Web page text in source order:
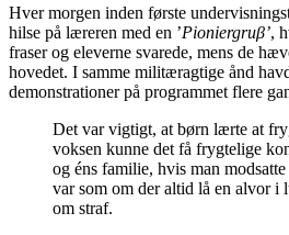
Hver morgen inden første
hilse på læreren med en ’Pioniergruβ’,
fraser og eleverne svarede, mens de
hovedet. I samme militæragtige ånd
demonstrationer på programmet flere
Det var vigtigt, at børn lærte at
voksen kunne det få frygtelige
og éns familie, hvis man
var som om der altid lå en alvor i
om straf.